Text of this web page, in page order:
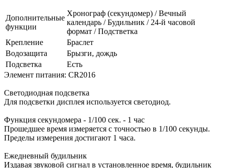
Дополнительные
функции
Хронограф (секундомер) / Вечный
календарь / Будильник / 24-й часовой
формат / Подстветка
Крепление
Браслет
Водозащита
Брызги, дождь
Подсветка
Есть
Элемент питания: CR2016
Светодиодная подсветка
Для подсветки дисплея используется светодиод.
Функция секундомера - 1/100 сек. - 1 час
Прошедшее время измеряется с точностью в 1/100 секунды.
Пределы измерения достигают 1 часа.
Ежедневный будильник
Издавая звуковой сигнал в установленное время, будильник